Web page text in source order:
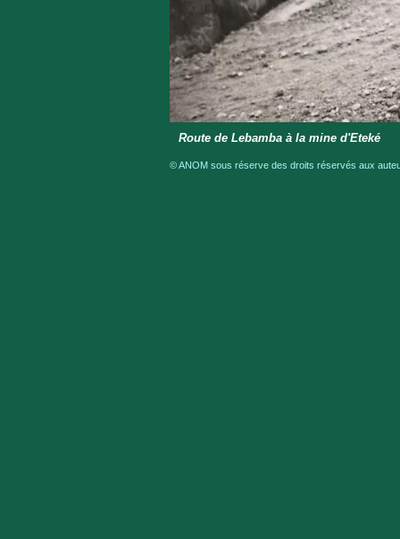
Route de Lebamba à la mine d'Eteké
© ANOM sous réserve des droits réservés aux